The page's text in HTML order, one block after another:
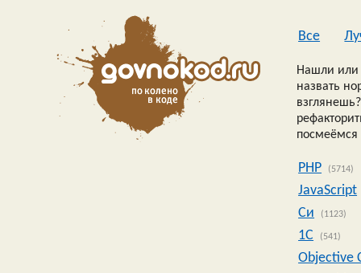
Все
Нашли или
назвать
посмеёмся
PHP (5714)
JavaScript
Си
(1123)
1C (541)
Objective